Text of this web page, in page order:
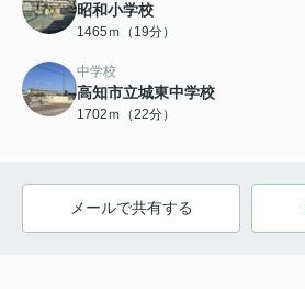
昭和小学校
1465ｍ（19分）
中学校
高知市立城東中学校
1702ｍ（22分）
メールで共有する